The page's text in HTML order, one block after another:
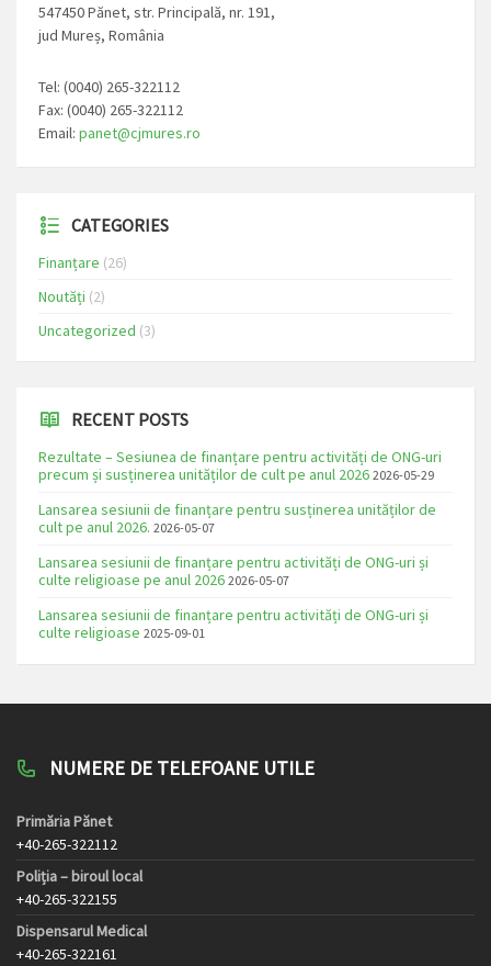
547450 Pănet, str. Principală, nr. 191,
jud Mureș, România
Tel: (0040) 265-322112
Fax: (0040) 265-322112
Email: panet@cjmures.ro
CATEGORIES
Finanțare (26)
Noutăți (2)
Uncategorized (3)
RECENT POSTS
Rezultate – Sesiunea de finanțare pentru activități de ONG-uri
precum și susținerea unităților de cult pe anul 2026 2026-05-29
Lansarea sesiunii de finanțare pentru susținerea unităților de
cult pe anul 2026. 2026-05-07
Lansarea sesiunii de finanțare pentru activități de ONG-uri și
culte religioase pe anul 2026 2026-05-07
Lansarea sesiunii de finanțare pentru activități de ONG-uri și
culte religioase 2025-09-01
NUMERE DE TELEFOANE UTILE
Primăria Pănet
+40-265-322112
Poliția – biroul local
+40-265-322155
Dispensarul Medical
+40-265-322161